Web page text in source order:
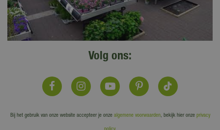
Volg ons:
Bij het gebruik van onze website accepteer je onze algemene voorwaarden, bekijk hier onze privacy